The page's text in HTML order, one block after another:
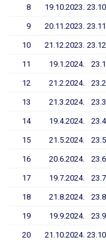
8 19.10.2023.
9 20.11.2023.
10 21.12.2023.
11 19.1.2024.
12 21.2.2024.
13 21.3.2024.
14 19.4.2024.
15 21.5.2024.
16 20.6.2024.
17 19.7.2024.
18 21.8.2024.
19 19.9.2024.
20 21.10.2024.